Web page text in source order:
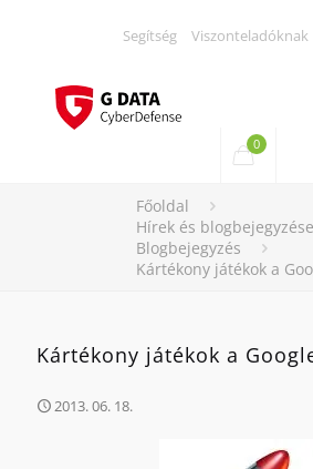
Segítség Viszonteladóknak
0
Főoldal
Hírek és
Blogbejegyzés
Kártékony játékok a
Kártékony játékok a
2013. 06. 18.